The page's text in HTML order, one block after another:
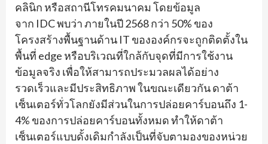
คลินิก หรือสถานีโทรคมนาคม โดยข้อมูล
จาก IDC พบว่า ภายในปี 2568 กว่า 50% ของ
โครงสร้างพื้นฐานด้าน IT ขององค์กรจะถูกติดตั้งใน
พื้นที่ edge หรือบริเวณที่ใกล้กับจุดที่มีการใช้งาน
ข้อมูลจริง เพื่อให้สามารถประมวลผลได้อย่าง
รวดเร็วและมีประสิทธิภาพ ในขณะเดียวกัน ดาต้า
เซ็นเตอร์ทั่วโลกยังมีส่วนในการปล่อยคาร์บอนถึง 1-
4% ของการปล่อยคาร์บอนทั้งหมด ทำให้ดาต้า
เซ็นเตอร์แบบดั้งเดิมกำลังเป็นที่จับตามองของหน่วย